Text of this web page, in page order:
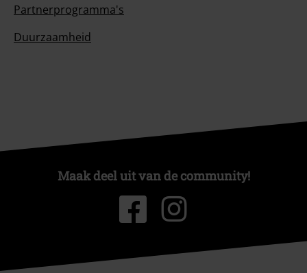
Partnerprogramma's
Duurzaamheid
Maak deel uit van de community!